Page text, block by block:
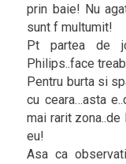
prin baie! Nu
sunt f multumit!
Pt partea de
Philips..face
Pentru burta si
cu ceara…asta
mai rarit
eu!
Asa ca